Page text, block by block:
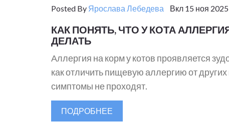
Posted By Ярослава Лебедева Вкл 15 ноя
КАК ПОНЯТЬ, ЧТО У КОТА
ДЕЛАТЬ
Аллергия на корм у котов проявляется
как отличить пищевую аллергию от
симптомы не проходят.
ПОДРОБНЕЕ